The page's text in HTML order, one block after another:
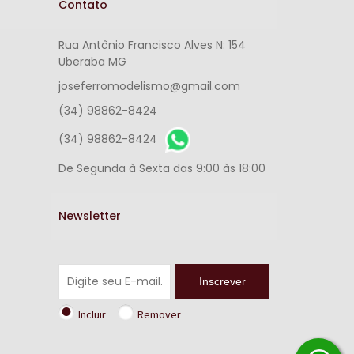
Contato
Rua Antônio Francisco Alves N: 154
Uberaba MG
joseferromodelismo@gmail.com
(34) 98862-8424
(34) 98862-8424
De Segunda à Sexta das 9:00 às 18:00
Newsletter
Inscrever
Incluir Remover